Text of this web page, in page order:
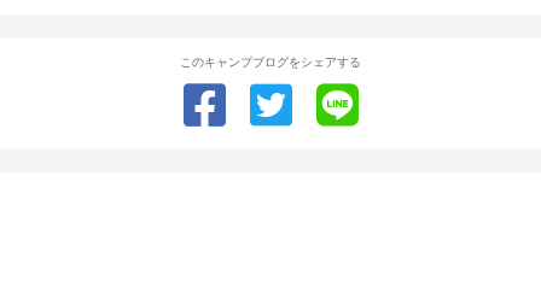
このキャンプブログをシェアする